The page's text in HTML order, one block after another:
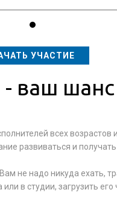
УЧАСТИЕ
ваш
всех
развиваться и
не надо никуда ехать,
в студии, загрузить